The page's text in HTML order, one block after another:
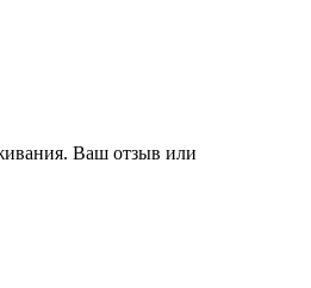
Ваш отзыв или